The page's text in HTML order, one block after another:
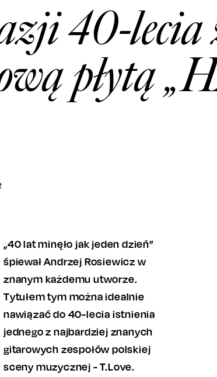
40-lecia
płytą
„40 lat minęło jak jeden dzień”
śpiewał Andrzej Rosiewicz w
znanym każdemu utworze.
Tytułem tym można idealnie
nawiązać do 40-lecia istnienia
jednego z najbardziej znanych
gitarowych zespołów polskiej
sceny muzycznej - T.Love.